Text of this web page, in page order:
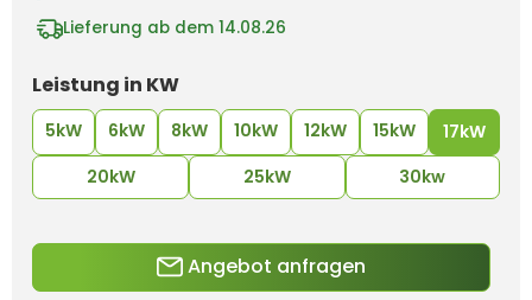
Lieferung ab dem 14.08.26
Leistung in KWauswählen
5kW 6kW 8kW 10kW 12kW 15kW
17kW
20kW
25kW 30kw
Angebot anfragen